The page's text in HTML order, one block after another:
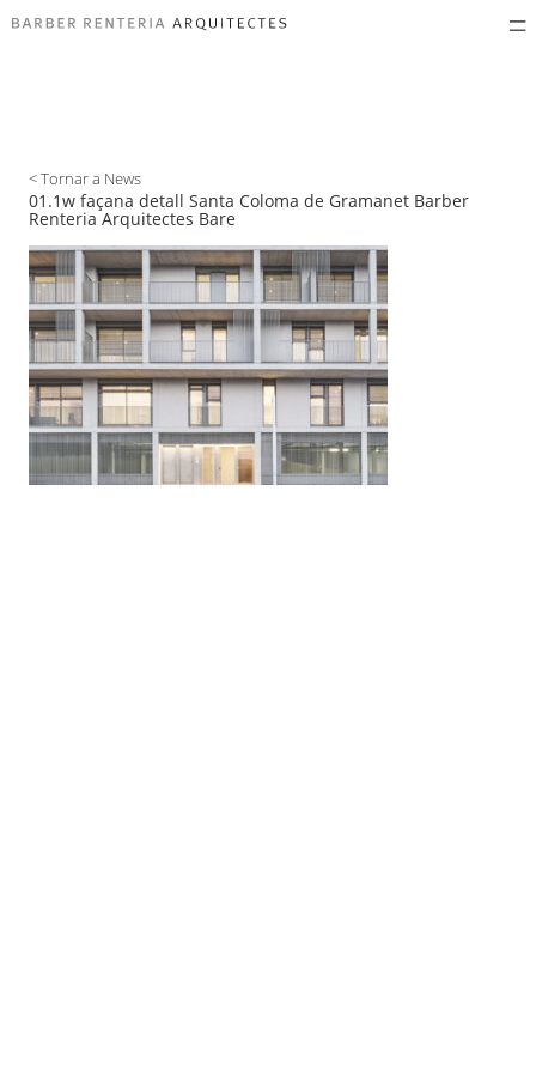
< Tornar a News
01.1w façana detall Santa Coloma de Gramanet Barber
Renteria Arquitectes Bare